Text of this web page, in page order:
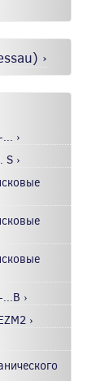
›
›
›
›
›